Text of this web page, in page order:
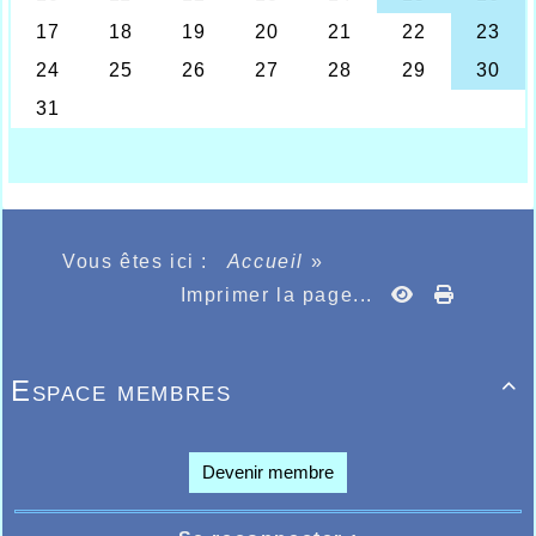
Le lendemain les plus jeunes encore avaient
rendez-vous au stade Wancquet où leur était servi
le goûter de fin d’année suivi d’une projection à la
salle du Familia, et c’est 70 enfants qui devaient
être présents pour ce rendez-vous convivial et
Vous êtes ici : Accueil »
Imprimer la page...

Espace membres
Devenir membre